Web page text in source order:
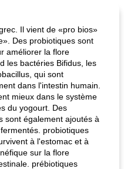
Il vient de «pro bios»
Des probiotiques sont
améliorer la flore
les bactéries Bifidus, les
qui sont
dans l'intestin humain.
mieux dans le système
du yogourt. Des
sont également ajoutés à
probiotiques
à l'estomac et à
sur la flore
prébiotiques